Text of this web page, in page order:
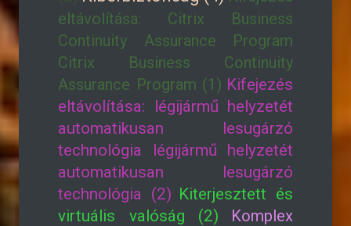
eltávolítása: Citrix Business
Continuity Assurance Program
Citrix Business Continuity
Assurance Program (1) Kifejezés
eltávolítása: légijármű helyzetét
automatikusan lesugárzó
technológia légijármű helyzetét
automatikusan lesugárzó
technológia (2) Kiterjesztett és
virtuális valóság (2)
Komplex